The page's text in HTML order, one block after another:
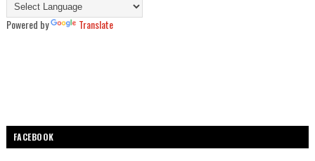
Powered by Translate
FACEBOOK